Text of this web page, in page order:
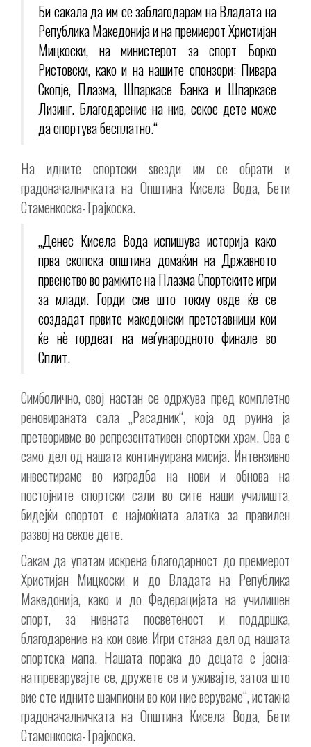
Би сакала да им се заблагодарам на Владата на
Република Македонија и на премиерот Христијан
Мицкоски, на министерот за спорт Борко
Ристовски, како и на нашите спонзори: Пивара
Скопје, Плазма, Шпаркасе Банка и Шпаркасе
Лизинг. Благодарение на нив, секое дете може
да спортува бесплатно.“
На идните спортски ѕвезди им се обрати и
градоначалничката на Општина Кисела Вода, Бети
Стаменкоска-Трајкоска.
„Денес Кисела Вода испишува историја како
прва скопска општина домаќин на Државното
првенство во рамките на Плазма Спортските игри
за млади. Горди сме што токму овде ќе се
создадат првите македонски претставници кои
ќе нè гордеат на меѓународното финале во
Сплит.
Симболично, овој настан се одржува пред комплетно
реновираната сала „Расадник“, која од руина ја
претворивме во репрезентативен спортски храм. Ова е
само дел од нашата континуирана мисија. Интензивно
инвестираме во изградба на нови и обнова на
постојните спортски сали во сите наши училишта,
бидејќи спортот е најмоќната алатка за правилен
развој на секое дете.
Сакам да упатам искрена благодарност до премиерот
Христијан Мицкоски и до Владата на Република
Македонија, како и до Федерацијата на училишен
спорт, за нивната посветеност и поддршка,
благодарение на кои овие Игри станаа дел од нашата
спортска мапа. Нашата порака до децата е јасна:
натпреварувајте се, дружете се и уживајте, затоа што
вие сте идните шампиони во кои ние веруваме“, истакна
градоначалничката на Општина Кисела Вода, Бети
Стаменкоска-Трајкоска.